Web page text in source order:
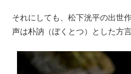
それにしても、松下洸平の出世
声は朴訥（ぼくとつ）とした方